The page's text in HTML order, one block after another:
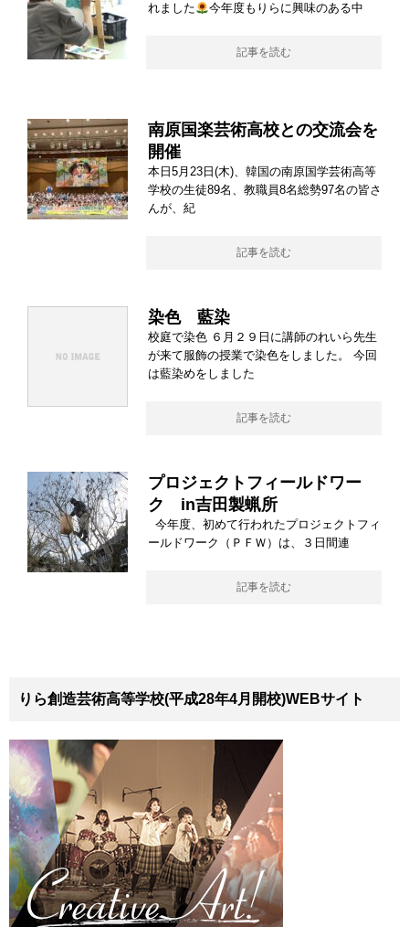
れました
今年度もりらに興味のある中
記事を読む
南原国楽芸術高校との交流会を
開催
本日5月23日(木)、韓国の南原国学芸術高等
学校の生徒89名、教職員8名総勢97名の皆さ
んが、紀
記事を読む
染色 藍染
校庭で染色 ６月２９日に講師のれいら先生
が来て服飾の授業で染色をしました。 今回
は藍染めをしました
記事を読む
プロジェクトフィールドワー
ク in吉田製蝋所
今年度、初めて行われたプロジェクトフィ
ールドワーク（ＰＦＷ）は、３日間連
記事を読む
りら創造芸術高等学校(平成28年4月開校)WEBサイト